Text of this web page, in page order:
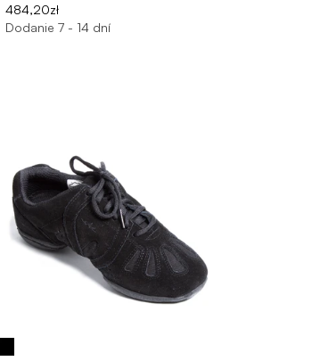
484,20zł
Dodanie 7 - 14 dní